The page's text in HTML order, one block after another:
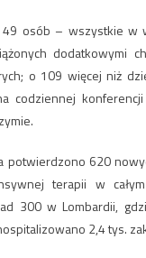
49 osób – wszystkie
dodatkowymi
o 109 więcej niż
codziennej
potwierdzono 620
terapii w
300 w Lombardii,
2,4 tys.